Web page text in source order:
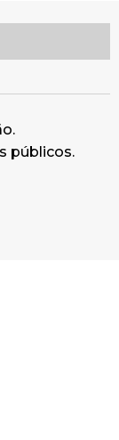
públicos.